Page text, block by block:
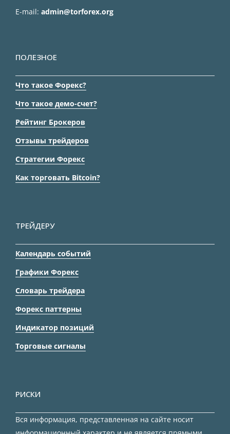
E-mail: admin@torforex.org
ПОЛЕЗНОЕ
Что такое Форекс?
Что такое демо-счет?
Рейтинг Брокеров
Отзывы трейдеров
Стратегии Форекс
Как торговать Bitcoin?
ТРЕЙДЕРУ
Календарь событий
Графики Форекс
Словарь трейдера
Форекс паттерны
Индикатор позиций
Торговые сигналы
РИСКИ
Вся информация, представленная на сайте носит